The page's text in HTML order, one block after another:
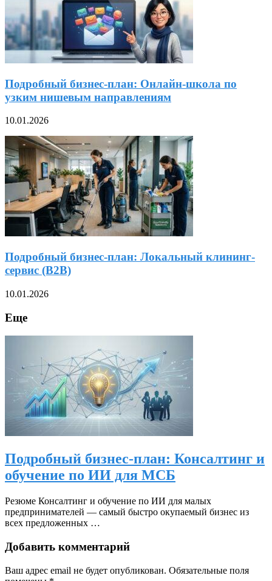
Подробный бизнес-план: Онлайн-школа по
узким нишевым направлениям
10.01.2026
Подробный бизнес-план: Локальный клининг-
сервис (B2B)
10.01.2026
Еще
Подробный бизнес-план: Консалтинг и
обучение по ИИ для МСБ
Резюме Консалтинг и обучение по ИИ для малых
предпринимателей — самый быстро окупаемый бизнес из
всех предложенных …
Добавить комментарий
Ваш адрес email не будет опубликован. Обязательные поля